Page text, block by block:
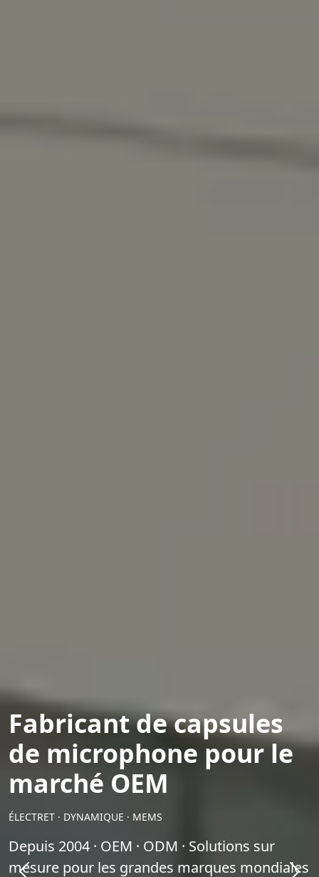
Fabricant de capsules
de microphone pour le
marché OEM
ÉLECTRET · DYNAMIQUE · MEMS
Depuis 2004 · OEM · ODM · Solutions sur
mesure pour les grandes marques mondiales